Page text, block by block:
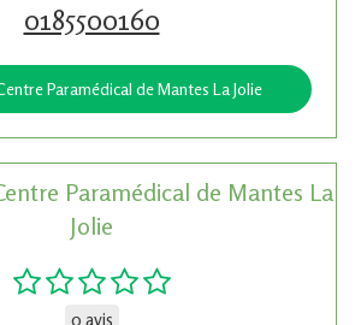
0185500160
Paramédical de Mantes La Jolie
Paramédical de Mantes La
Jolie
0 avis